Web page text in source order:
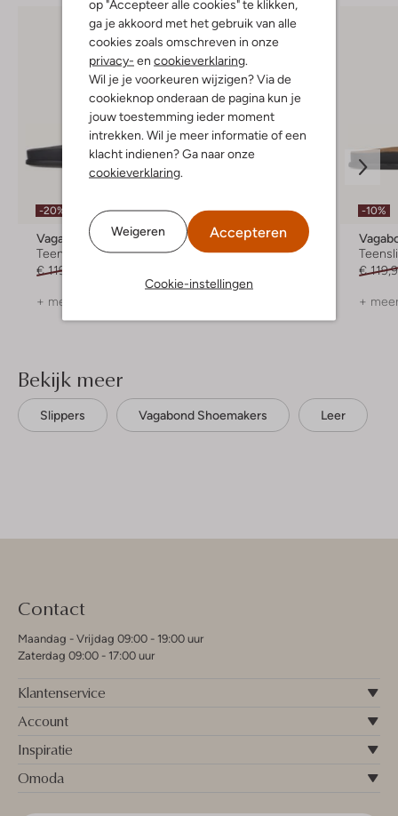
op "Accepteer alle cookies" te klikken,
ga je akkoord met het gebruik van alle
cookies zoals omschreven in onze
privacy- en cookieverklaring
Wil je je voorkeuren wijzigen? Via de
cookieknop onderaan de pagina kun je
jouw toestemming ieder moment
intrekken. Wil je meer informatie of een
klacht indienen? Ga naar onze
cookieverklaring
Weigeren Accepteren
Cookie-instellingen
-20%
Vagabond Shoemakers
Teenslippers
€ 119,99
+ meer kleuren
-30%
Shabbies
Badslippers
-10%
€
+
Bekijk meer
Slippers Vagabond Shoemakers Leer
Contact
Maandag - Vrijdag 09:00 - 19:00 uur
Zaterdag 09:00 - 17:00 uur
Klantenservice
Account
Inspiratie
Omoda